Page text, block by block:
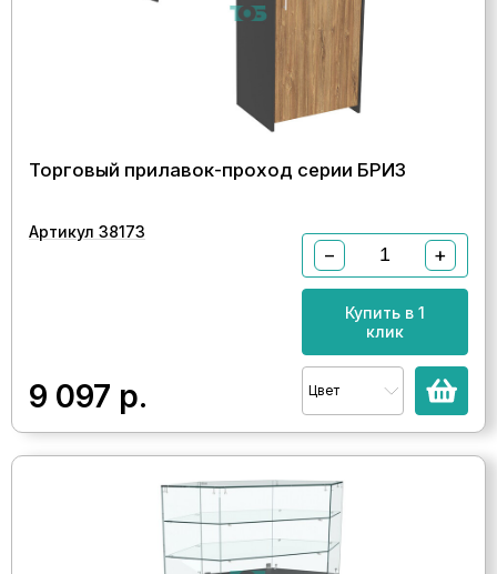
Торговый прилавок-проход серии БРИЗ
Артикул 38173
9 097 р.
− +
Купить в 1
клик
Цвет